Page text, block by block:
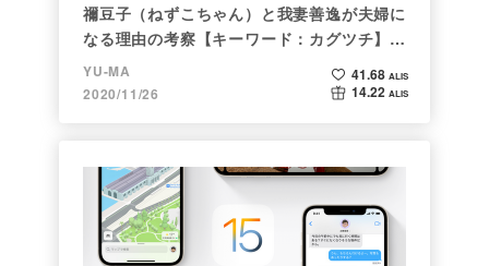
禰豆子（ねずこちゃん）と我妻善逸が夫婦に
なる理由の考察【キーワード：カグツチ】＜
後編＞
YU-MA
2020/11/26
41.68 ALIS
14.22 ALIS